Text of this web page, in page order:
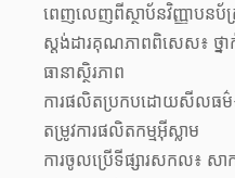
ពេញលេញពីស្ថាប័នវិញ្ញាបន
ស្តង់ដារគុណភាពពិសេស៖ ថ្នា
ធានាស្ថិរភាព
ការផលិតប្រកបដោយសីលធម៌៖
តម្រូវការផលិតកម្មអ៊ីស្លាម
ការចូលប្រើទីផ្សារសកល៖ ស